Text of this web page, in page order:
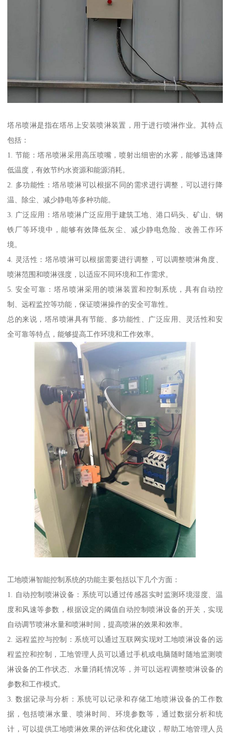
塔吊喷淋是指在塔吊上安装喷淋装置，用于进行喷淋作业。其特点
包括：
1. 节能：塔吊喷淋采用高压喷嘴，喷射出细密的水雾，能够迅速降
低温度，有效节约水资源和能源消耗。
2. 多功能性：塔吊喷淋可以根据不同的需求进行调整，可以进行降
温、除尘、减少静电等多种功能。
3. 广泛应用：塔吊喷淋广泛应用于建筑工地、港口码头、矿山、钢
铁厂等环境中，能够有效降低灰尘、减少静电危险、改善工作环
境。
4. 灵活性：塔吊喷淋可以根据需要进行调整，可以调整喷淋角度、
喷淋范围和喷淋强度，以适应不同环境和工作需求。
5. 安全可靠：塔吊喷淋采用的喷淋装置和控制系统，具有自动控
制、远程监控等功能，保证喷淋操作的安全可靠性。
总的来说，塔吊喷淋具有节能、多功能性、广泛应用、灵活性和安
全可靠等特点，能够提高工作环境和工作效率。
工地喷淋智能控制系统的功能主要包括以下几个方面：
1. 自动控制喷淋设备：系统可以通过传感器实时监测环境湿度、温
度和风速等参数，根据设定的阈值自动控制喷淋设备的开关，实现
自动调节喷淋水量和喷淋时间，提高喷淋的效果和效率。
2. 远程监控与控制：系统可以通过互联网实现对工地喷淋设备的远
程监控和控制，工地管理人员可以通过手机或电脑随时随地监测喷
淋设备的工作状态、水量消耗情况等，并可以远程调整喷淋设备的
参数和工作模式。
3. 数据记录与分析：系统可以记录和存储工地喷淋设备的工作数
据，包括喷淋水量、喷淋时间、环境参数等，通过数据分析和统
计，可以提供工地喷淋效果的评估和优化建议，帮助工地管理人员